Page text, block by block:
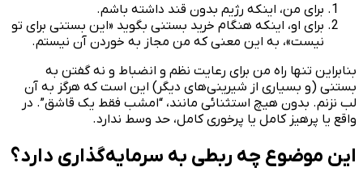
برای من، اینکه رژیم بدون قند داشته باشم.
برای او، اینکه هنگام خرید بستنی بگوید «این بستنی برای تو
نیست»، به این معنی که من مجاز به خوردن آن نیستم.
بنابراین تنها راه من برای رعایت نظم و انضباط و نه گفتن به
بستنی (و بسیاری از شیرینی‌های دیگر) این است که هرگز به آن
لب نزنم. بدون هیچ استثنائی مانند، “امشب فقط یک قاشق”. در
واقع یا پرهیز کامل یا پرخوری کامل، حد وسط ندارد.
این موضوع چه ربطی به سرمایه‌گذاری دارد؟